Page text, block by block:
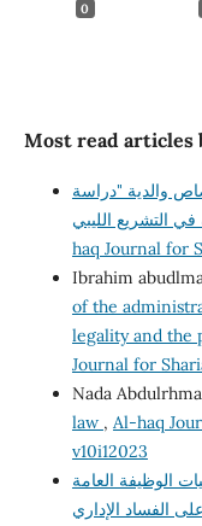
0
Most read articles
والدية "دراسة
haq Journal for
Ibrahim
of the
legality and the
Journal for
Nada
law , Al-haq
v10i12023
الوظيفة العامة